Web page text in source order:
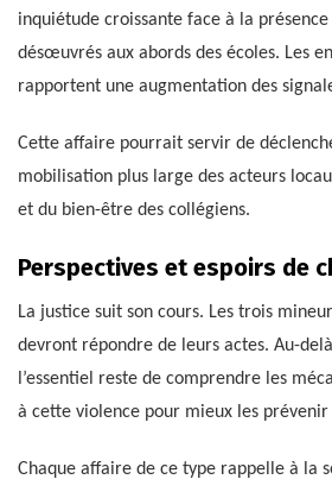
inquiétude croissante face à la
désœuvrés aux abords des écoles. Les
rapportent une augmentation des
Cette affaire pourrait servir de
mobilisation plus large des acteurs
et du bien-être des collégiens.
Perspectives et espoirs de
La justice suit son cours. Les trois
devront répondre de leurs actes. Au-
l’essentiel reste de comprendre les
à cette violence pour mieux les prévenir
Chaque affaire de ce type rappelle à la